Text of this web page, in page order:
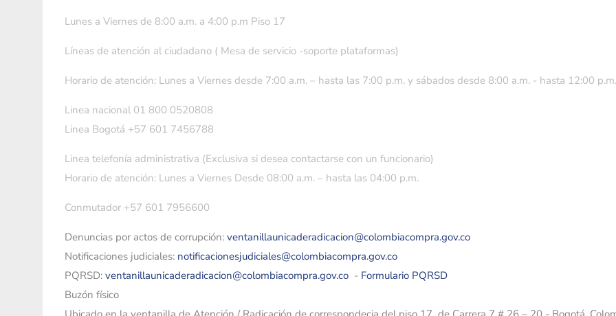
Lunes a Viernes de 8:00 a.m. a 4:00 p.m Piso 17
Líneas de atención al ciudadano ( Mesa de servicio -soporte plataformas)
Horario de atención: Lunes a Viernes desde 7:00 a.m. – hasta las 7:00 p.m. y sábados desde 8:00 a.m. - hasta 12:00 p.m.
Linea nacional 01 800 0520808
Linea Bogotá +57 601 7456788
Linea telefonía administrativa (Exclusiva si desea contactarse con un funcionario)
Horario de atención: Lunes a Viernes Desde 08:00 a.m. – hasta las 04:00 p.m.
Conmutador +57 601 7956600
Denuncias por actos de corrupción: ventanillaunicaderadicacion@colombiacompra.gov.co
Notificaciones judiciales: notificacionesjudiciales@colombiacompra.gov.co
PQRSD: ventanillaunicaderadicacion@colombiacompra.gov.co - Formulario PQRSD
Buzón físico